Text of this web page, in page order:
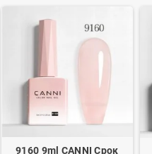
9160 9ml CANNI Срок